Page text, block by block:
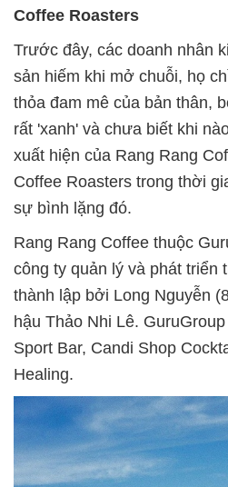
Coffee Roasters
Trước đây, các doanh nhân
sản hiếm khi mở chuỗi, họ
thỏa đam mê của bản thân,
rất 'xanh' và chưa biết khi
xuất hiện của Rang Rang
Coffee Roasters trong thời
sự bình lặng đó.
Rang Rang Coffee thuộc
công ty quản lý và phát triển
thành lập bởi Long Nguyễn
hậu Thảo Nhi Lê.
Sport Bar, Candi Shop
Healing.